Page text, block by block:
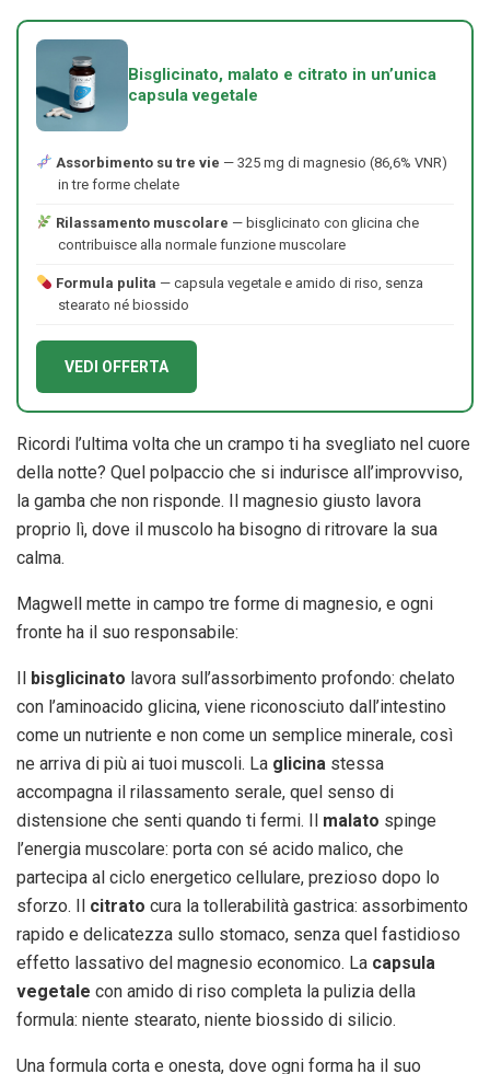
Bisglicinato, malato e citrato in un’unica
capsula vegetale
Assorbimento su tre vie — 325 mg di magnesio (86,6% VNR)
in tre forme chelate
Rilassamento muscolare — bisglicinato con glicina che
contribuisce alla normale funzione muscolare
Formula pulita — capsula vegetale e amido di riso, senza
stearato né biossido
VEDI OFFERTA
Ricordi l’ultima volta che un crampo ti ha svegliato nel cuore
della notte? Quel polpaccio che si indurisce all’improvviso,
la gamba che non risponde. Il magnesio giusto lavora
proprio lì, dove il muscolo ha bisogno di ritrovare la sua
calma.
Magwell mette in campo tre forme di magnesio, e ogni
fronte ha il suo responsabile:
Il bisglicinato lavora sull’assorbimento profondo: chelato
con l’aminoacido glicina, viene riconosciuto dall’intestino
come un nutriente e non come un semplice minerale, così
ne arriva di più ai tuoi muscoli. La glicina stessa
accompagna il rilassamento serale, quel senso di
distensione che senti quando ti fermi. Il malato spinge
l’energia muscolare: porta con sé acido malico, che
partecipa al ciclo energetico cellulare, prezioso dopo lo
sforzo. Il citrato cura la tollerabilità gastrica: assorbimento
rapido e delicatezza sullo stomaco, senza quel fastidioso
effetto lassativo del magnesio economico. La capsula
vegetale con amido di riso completa la pulizia della
formula: niente stearato, niente biossido di silicio.
Una formula corta e onesta, dove ogni forma ha il suo